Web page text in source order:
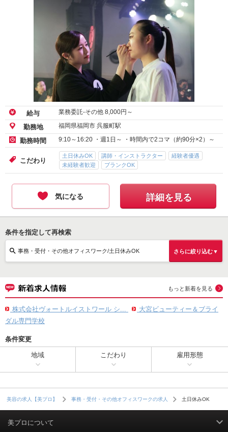
給与 業務委託-その他 8,000円～
勤務地 福岡県福岡市 呉服町駅
勤務時間 9:10～16:20 ・週1日～ ・時間内で2コマ（約90分×2）～
こだわり
土日休みOK 講師・インストラクター
経験者優遇
未経験者歓迎
ブランクOK
気になる 詳細を見る
条件を指定して再検索
事務・受付・その他オフィスワーク/土日休みOK さらに絞り込む▼
もっと新着を見る
株式会社ヴォートルイストワール シ...
大宮ビューティー＆ブライ
ダル専門学校
条件変更
地域 こだわり 雇用形態
美容の求人【美プロ】 事務・受付・その他オフィスワークの求人 土日休みOK
美プロについて